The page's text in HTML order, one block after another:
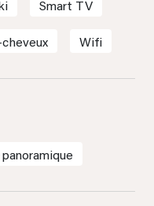
Smart TV
Wifi
panoramique